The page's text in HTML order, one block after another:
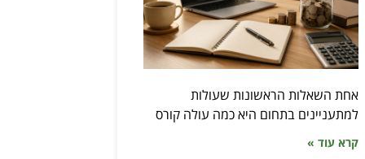
אחת השאלות הראשונות שעולות
למתעניינים בתחום היא כמה עולה קורס
קרא עוד »